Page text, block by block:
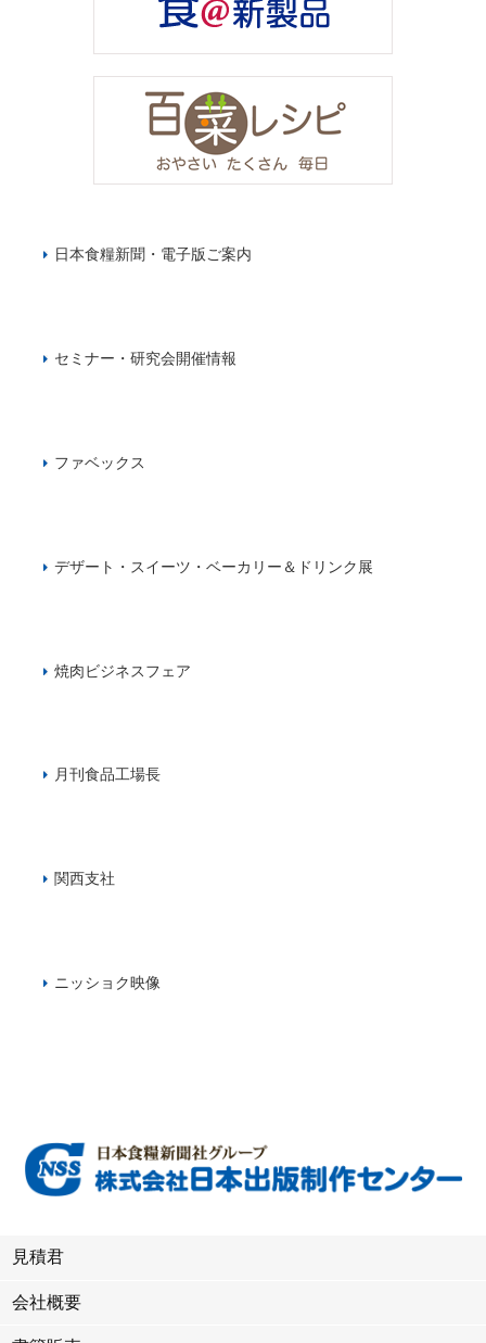
日本食糧新聞・電子版ご案内
セミナー・研究会開催情報
ファベックス
デザート・スイーツ・ベーカリー＆ドリンク展
焼肉ビジネスフェア
月刊食品工場長
関西支社
ニッショク映像
見積君
会社概要